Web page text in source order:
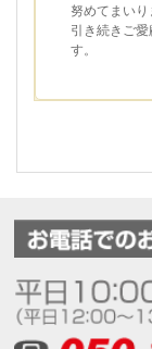
努めてまいり
引き続きご
す。